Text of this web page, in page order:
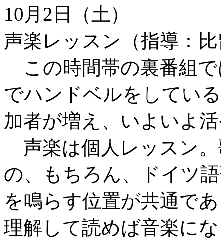
10月2日（土）
声楽レッスン（指導：
この時間帯の裏番組で
でハンドベルをしてい
加者が増え、いよいよ
声楽は個人レッスン
の、もちろん、ドイツ
を鳴らす位置が共通で
理解して読めば音楽に